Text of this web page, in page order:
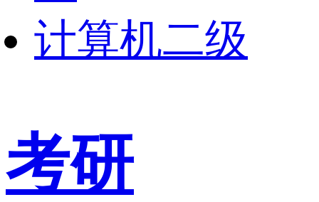
计算机二级
考研